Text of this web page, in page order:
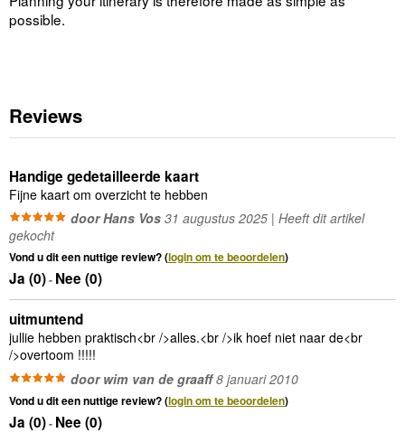
possible.
Reviews
Handige gedetailleerde kaart
Fijne kaart om overzicht te hebben
door Hans Vos 31 augustus 2025 | Heeft dit artikel
gekocht
Vond u dit een nuttige review? (login om te beoordelen)
Ja (0)- Nee (0)
uitmuntend
jullie hebben praktisch<br />alles.<br />ik hoef niet naar de<br
/>overtoom !!!!!
door wim van de graaff8 januari 2010
Vond u dit een nuttige review? (login om te beoordelen)
Ja (0)- Nee (0)